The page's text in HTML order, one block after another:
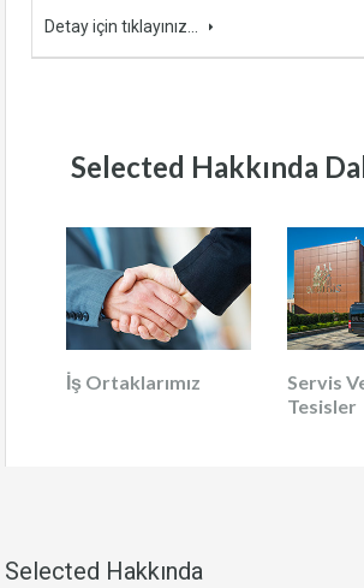
Detay için tıklayınız...
Selected Hakkında
İş Ortaklarımız
Servis
Tesisler
Selected Hakkında